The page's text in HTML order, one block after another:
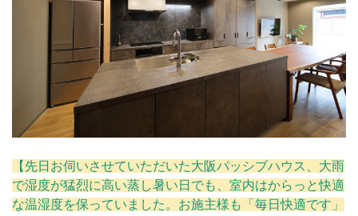
【先日お伺いさせていただいた大阪パッシブハウス、大雨
で湿度が猛烈に高い蒸し暑い日でも、室内はからっと快適
な温湿度を保っていました。お施主様も「毎日快適です」